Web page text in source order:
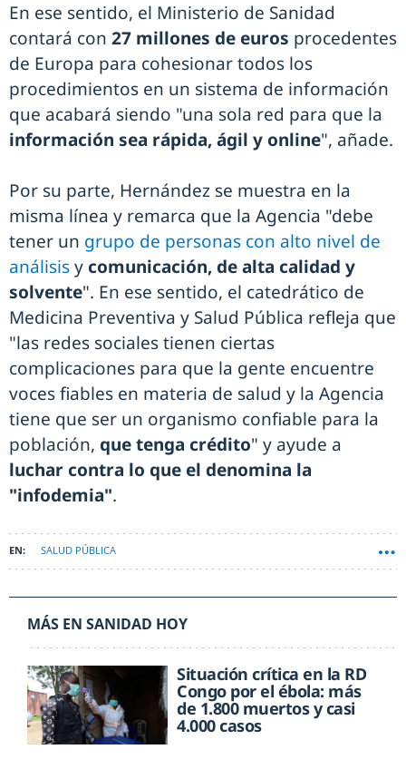
En ese sentido, el Ministerio de Sanidad
contará con 27 millones de euros procedentes
de Europa para cohesionar todos los
procedimientos en un sistema de información
que acabará siendo "una sola red para que la
información sea rápida, ágil y online", añade.
Por su parte, Hernández se muestra en la
misma línea y remarca que la Agencia "debe
tener un grupo de personas con alto nivel de
análisisy comunicación, de alta calidad y
solvente". En ese sentido, el catedrático de
Medicina Preventiva y Salud Pública refleja que
"las redes sociales tienen ciertas
complicaciones para que la gente encuentre
voces fiables en materia de salud y la Agencia
tiene que ser un organismo confiable para la
población, que tenga crédito" y ayude a
luchar contra lo que el denomina la
"infodemia".
SALUD PÚBLICA
MÁS EN SANIDAD HOY
Situación crítica en la RD
Congo por el ébola: más
de 1.800 muertos y casi
4.000 casos